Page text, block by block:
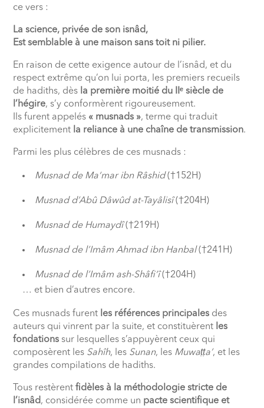
ce vers :
La science, privée de son isnâd,
Est semblable à une maison sans toit ni pilier.
En raison de cette exigence autour de l’isnâd, et du
respect extrême qu’on lui porta, les premiers recueils
de hadiths, dès la première moitié du IIᵉ siècle de
l’hégire, s’y conformèrent rigoureusement.
Ils furent appelés « musnads », terme qui traduit
explicitement la reliance à une chaîne de transmission.
Parmi les plus célèbres de ces musnads :
Musnad de Ma‘mar ibn Râshid(†152H)
Musnad d’Abû Dâwûd at-Tayâlisî(†204H)
Musnad de Humaydî(†219H)
Musnad de l’Imâm Ahmad ibn Hanbal(†241H)
Musnad de l’Imâm ash-Shâfi‘î(†204H)
… et bien d’autres encore.
Ces musnads furent les références principales des
auteurs qui vinrent par la suite, et constituèrent les
fondations sur lesquelles s’appuyèrent ceux qui
composèrent les Sahîh, les Sunan, les Muwaṭṭa’, et les
grandes compilations de hadiths.
Tous restèrentfidèles à la méthodologie stricte de
l’isnâd, considérée comme un pacte scientifique et